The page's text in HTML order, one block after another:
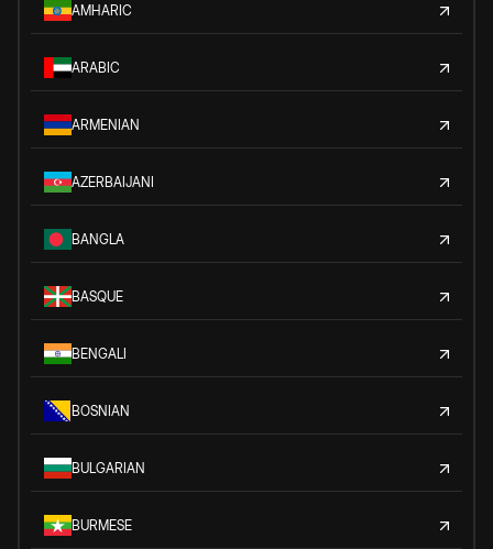
AMHARIC
ARABIC
ARMENIAN
AZERBAIJANI
BANGLA
BASQUE
BENGALI
BOSNIAN
BULGARIAN
BURMESE